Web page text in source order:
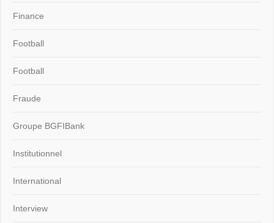
Finance
Football
Football
Fraude
Groupe BGFIBank
Institutionnel
International
Interview